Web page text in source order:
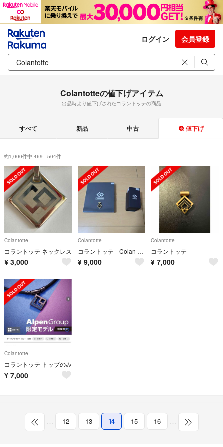
ログイン 会員登録
Colantotteの値下げアイテム
出品時より値下げされたコラントッテの商品
すべて 新品 中古 値下げ
約1,000件中 469 - 504件
Colantotte
コラントッテ ネックレス
¥ 3,000
Colantotte
コラントッテ Colan Totte TAO ネックレス ブレスレット
¥ 9,000
Colantotte
コラントッテ
¥ 7,000
Colantotte
コラントッテ トップのみ
¥ 7,000
… 12 13 14 15 16 …